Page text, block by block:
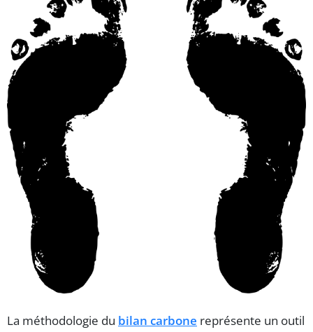
La méthodologie du bilan carbone représente un outil